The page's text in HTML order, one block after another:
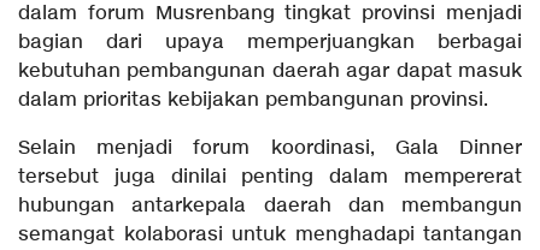
dalam forum Musrenbang tingkat provinsi menjadi
bagian dari upaya memperjuangkan berbagai
kebutuhan pembangunan daerah agar dapat masuk
dalam prioritas kebijakan pembangunan provinsi.
Selain menjadi forum koordinasi, Gala Dinner
tersebut juga dinilai penting dalam mempererat
hubungan antarkepala daerah dan membangun
semangat kolaborasi untuk menghadapi tantangan